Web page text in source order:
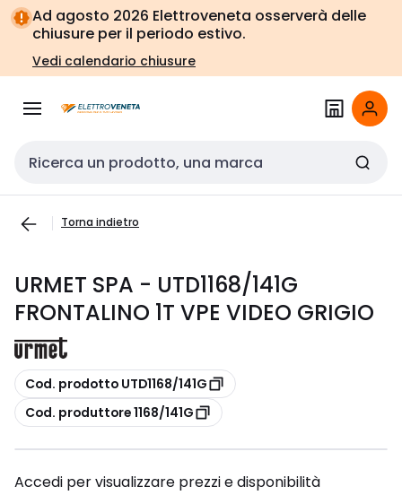
Vai alla
navigazione
Vai
alla
pagina
Ad agosto 2026 Elettroveneta osserverà delle
chiusure per il periodo estivo.
Vedi calendario chiusure
Cerca input
Torna indietro
URMET SPA - UTD1168/141G
FRONTALINO 1T VPE VIDEO GRIGIO
copia
Cod. prodotto UTD1168/141G
copia
Cod. produttore 1168/141G
Accedi per visualizzare prezzi e disponibilità